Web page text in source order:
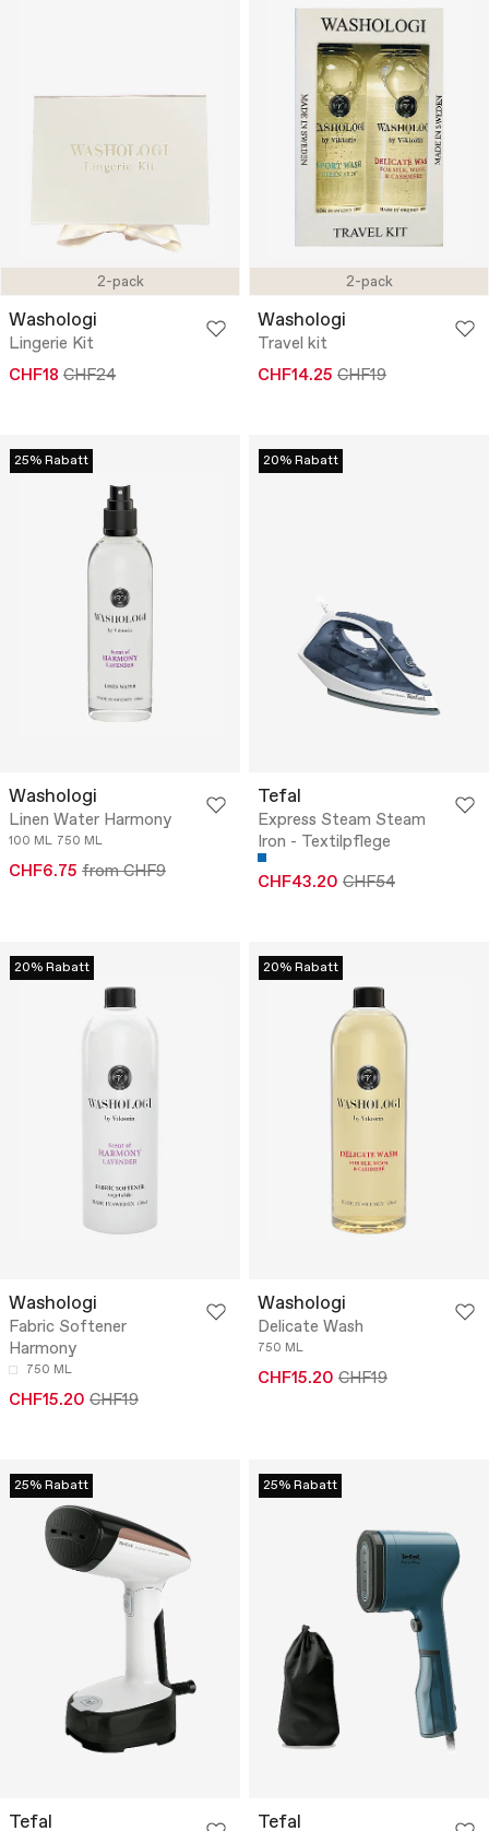
2-pack
Washologi
Lingerie Kit
CHF18 CHF24
2-pack
Washologi
Travel kit
CHF14.25 CHF19
25% Rabatt
Washologi
Linen Water Harmony
100 ML 750 ML
CHF6.75 from CHF9
20% Rabatt
Tefal
Express Steam Steam
Iron - Textilpflege
CHF43.20 CHF54
20% Rabatt
Washologi
Fabric Softener
Harmony
750 ML
CHF15.20 CHF19
20% Rabatt
Washologi
Delicate Wash
750 ML
CHF15.20 CHF19
25% Rabatt
Tefal
25% Rabatt
Tefal